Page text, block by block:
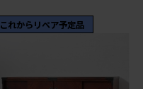
これからリペア予定品